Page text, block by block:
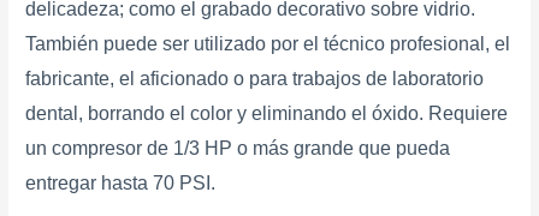
delicadeza; como el grabado decorativo sobre vidrio.
También puede ser utilizado por el técnico profesional, el
fabricante, el aficionado o para trabajos de laboratorio
dental, borrando el color y eliminando el óxido. Requiere
un compresor de 1/3 HP o más grande que pueda
entregar hasta 70 PSI.